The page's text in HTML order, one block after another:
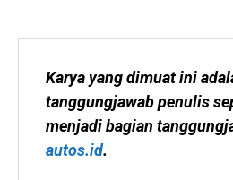
Karya yang dimuat ini
tanggungjawab penulis
autos.id.